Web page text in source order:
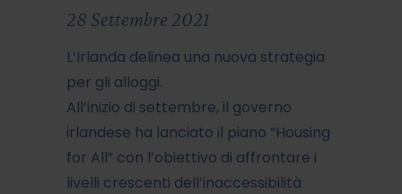
28 Settembre 2021
L’Irlanda delinea una nuova strategia
per gli alloggi.
All’inizio di settembre, il governo
irlandese ha lanciato il piano “Housing
for All” con l’obiettivo di affrontare i
livelli crescenti dell’inaccessibilità